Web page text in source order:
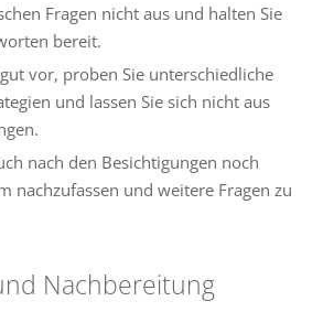
Fragen nicht aus und halten Sie
bereit.
vor, proben Sie unterschiedliche
und lassen Sie sich nicht aus
nach den Besichtigungen noch
nachzufassen und weitere Fragen zu
Nachbereitung